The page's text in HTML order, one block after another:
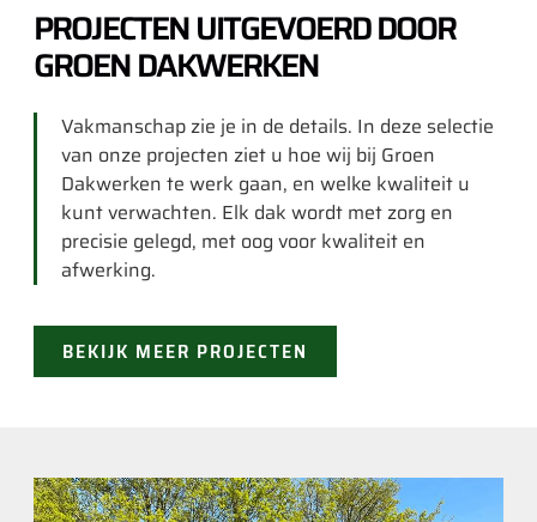
PROJECTEN UITGEVOERD DOOR
GROEN DAKWERKEN
Vakmanschap zie je in de details. In deze selectie
van onze projecten ziet u hoe wij bij Groen
Dakwerken te werk gaan, en welke kwaliteit u
kunt verwachten. Elk dak wordt met zorg en
precisie gelegd, met oog voor kwaliteit en
afwerking.
BEKIJK MEER PROJECTEN